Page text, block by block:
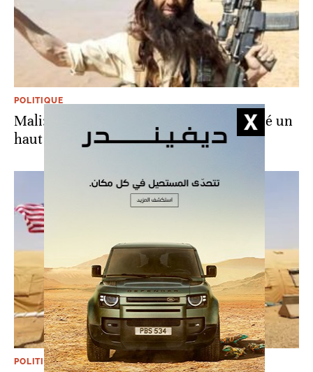
POLITIQUE
Mali: l’armée malienne annonce avoir tué un
haut responsable jihadiste
POLITIQUE